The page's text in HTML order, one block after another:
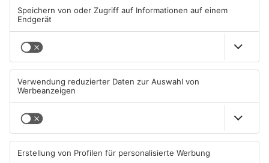
Müll wird in Kreisen
Aschaffenburg und
Miltenberg früher abgeholt
PRIMAVERALAND
Schwimmbäder im
Primaveraland weisen teils